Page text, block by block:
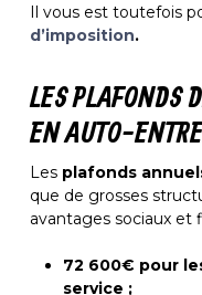
Il vous est toutefois
d’imposition.
LES PLAFONDS
EN AUTO-
Les plafonds
que de grosses
avantages sociaux et
72 600€ pour
service ;